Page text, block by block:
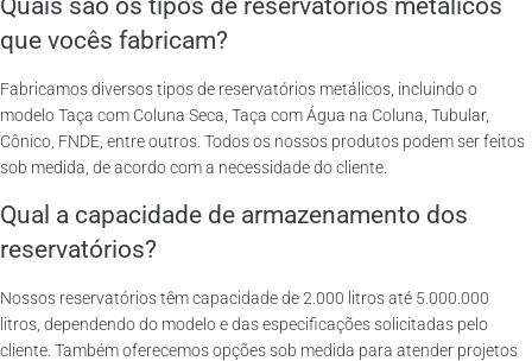
Quais são os tipos de reservatórios metálicos
que vocês fabricam?
Fabricamos diversos tipos de reservatórios metálicos, incluindo o
modelo Taça com Coluna Seca, Taça com Água na Coluna, Tubular,
Cônico, FNDE, entre outros. Todos os nossos produtos podem ser feitos
sob medida, de acordo com a necessidade do cliente.
Qual a capacidade de armazenamento dos
reservatórios?
Nossos reservatórios têm capacidade de 2.000 litros até 5.000.000
litros, dependendo do modelo e das especificações solicitadas pelo
cliente. Também oferecemos opções sob medida para atender projetos